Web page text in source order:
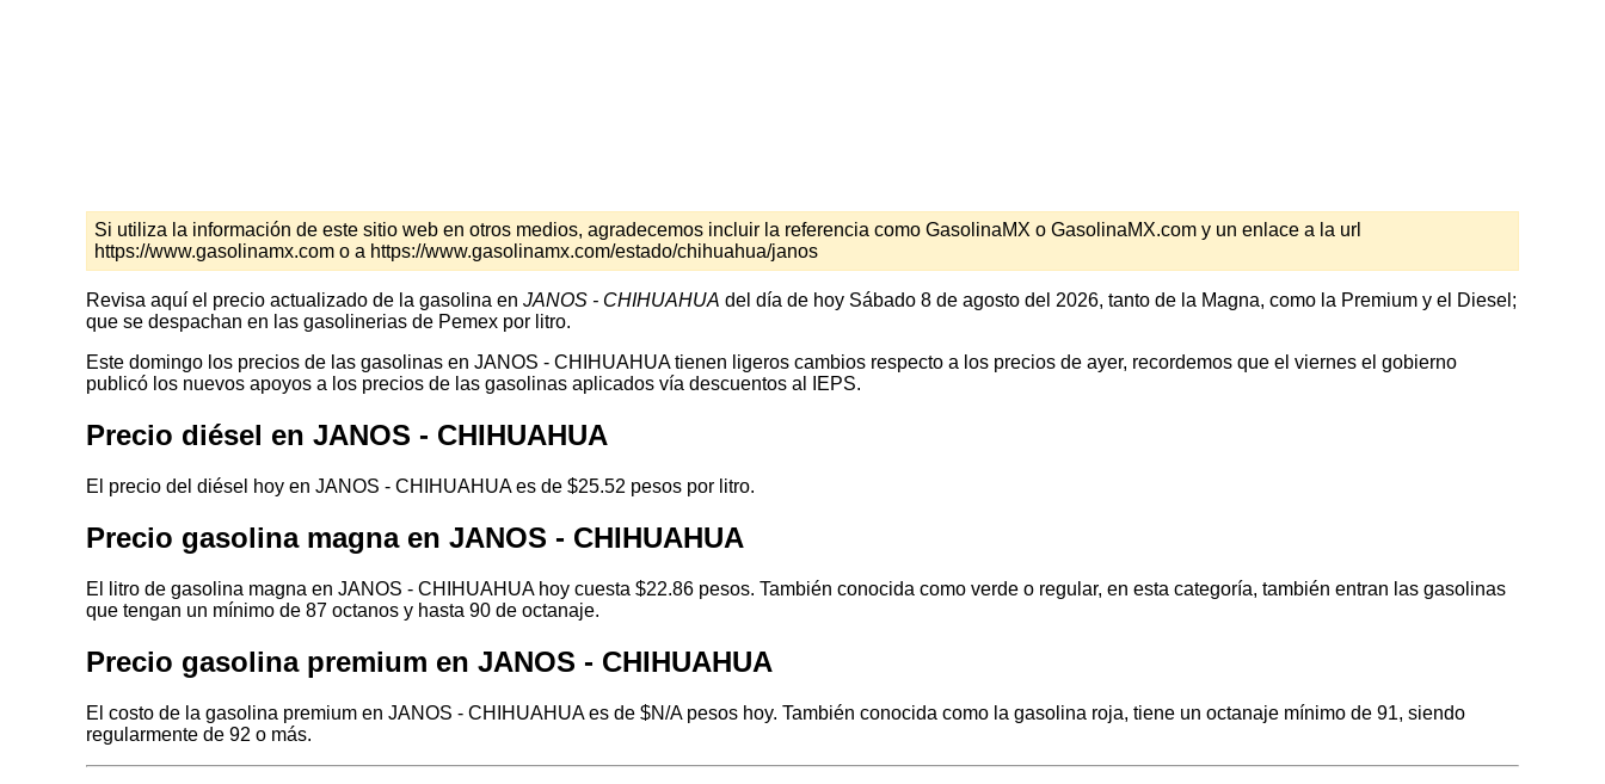
Si utiliza la información de este sitio web en otros medios, agradecemos incluir la referencia como GasolinaMX o GasolinaMX.com y un enlace a la url
https://www.gasolinamx.com o a https://www.gasolinamx.com/estado/chihuahua/janos
Revisa aquí el precio actualizado de la gasolina en JANOS - CHIHUAHUA del día de hoy Sábado 8 de agosto del 2026, tanto de la Magna, como la Premium y el Diesel;
que se despachan en las gasolinerias de Pemex por litro.
Este domingo los precios de las gasolinas en JANOS - CHIHUAHUA tienen ligeros cambios respecto a los precios de ayer, recordemos que el viernes el gobierno
publicó los nuevos apoyos a los precios de las gasolinas aplicados vía descuentos al IEPS.
Precio diésel en JANOS - CHIHUAHUA
El precio del diésel hoy en JANOS - CHIHUAHUA es de $25.52 pesos por litro.
Precio gasolina magna en JANOS - CHIHUAHUA
El litro de gasolina magna en JANOS - CHIHUAHUA hoy cuesta $22.86 pesos. También conocida como verde o regular, en esta categoría, también entran las gasolinas
que tengan un mínimo de 87 octanos y hasta 90 de octanaje.
Precio gasolina premium en JANOS - CHIHUAHUA
El costo de la gasolina premium en JANOS - CHIHUAHUA es de $N/A pesos hoy. También conocida como la gasolina roja, tiene un octanaje mínimo de 91, siendo
regularmente de 92 o más.